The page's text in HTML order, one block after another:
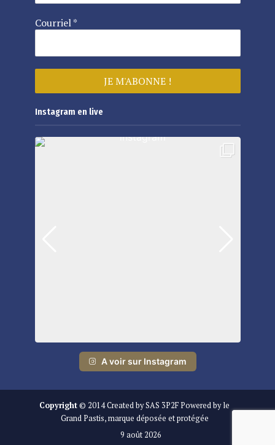
Courriel*
Instagram en live
A voir sur Instagram
Copyright© 2014 Created by SAS 3P2F Powered by le
Grand Pastis, marque déposée et protégée
9 août 2026